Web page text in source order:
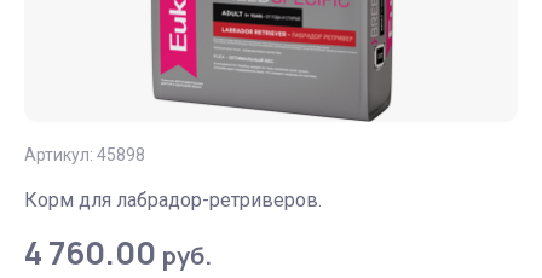
Артикул: 45898
Корм для лабрадор-ретриверов.
4 760.00 руб.